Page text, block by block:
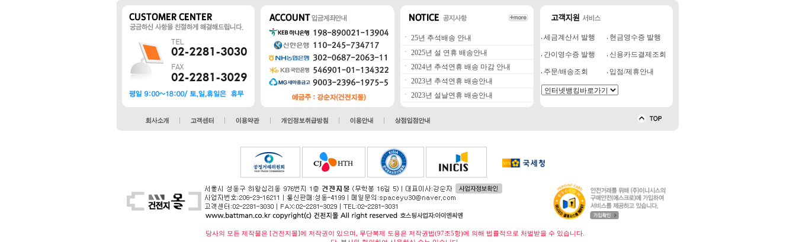
ㆍ 25년 추석배송 안내
ㆍ 2025년 설 연휴 배송안내
ㆍ 2024년 추석연휴 배송 마감 안내
ㆍ 2023년 추석연휴 배송안내
ㆍ 2023년 설날연휴 배송안내
세금계산서 발행 현금영수증 발행
간이영수증 발행 신용카드결제조회
주문/배송조회 입점/제휴안내
당사의 모든 제작물은 [건전지몰]에 저작권이 있으며, 무단복제 도용은 저작권법(97조5항)에 의해 법률적으로 처벌받을 수 있습니다.